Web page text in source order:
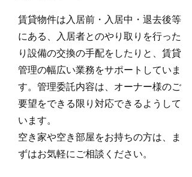
賃貸物件は入居前・入居中・退去後等
にある、入居者とのやり取りを行った
り設備の交換の手配をしたりと、賃貸
管理の幅広い業務をサポートしていま
す。管理委託内容は、オーナー様のご
要望をできる限り対応できるようして
います。
空き家や空き部屋をお持ちの方は、ま
ずはお気軽にご相談ください。